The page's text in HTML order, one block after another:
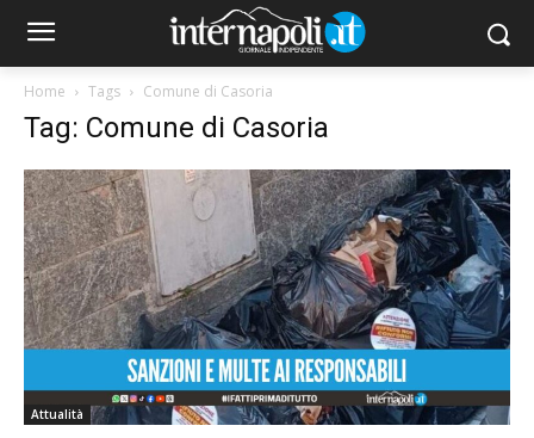
Home Tags Comune di Casoria
Tag: Comune di Casoria
Attualità